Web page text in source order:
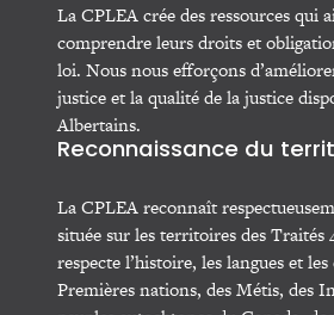
La CPLEA crée des ressources qui
comprendre leurs droits et
loi. Nous nous efforçons
justice et la qualité de la justice
Albertains.
Reconnaissance du
La CPLEA reconnaît
située sur les territoires des Traités
respecte l’histoire, les langues et
Premières nations, des Métis, des